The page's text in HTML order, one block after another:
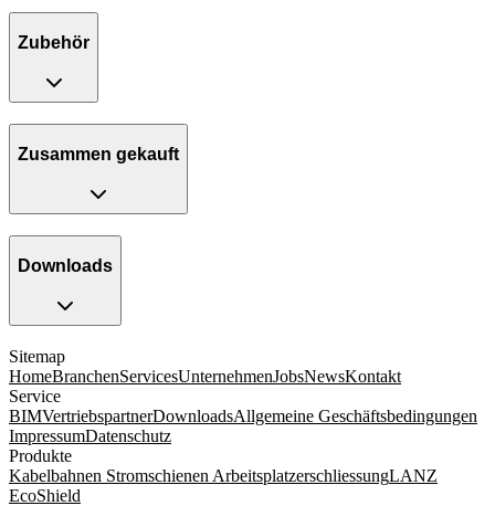
Zubehör
Zusammen gekauft
Downloads
Sitemap
HomeBranchenServicesUnternehmenJobsNewsKontakt
Service
BIMVertriebspartnerDownloadsAllgemeine Geschäftsbedingungen
ImpressumDatenschutz
Produkte
Kabelbahnen Stromschienen ArbeitsplatzerschliessungLANZ
EcoShield